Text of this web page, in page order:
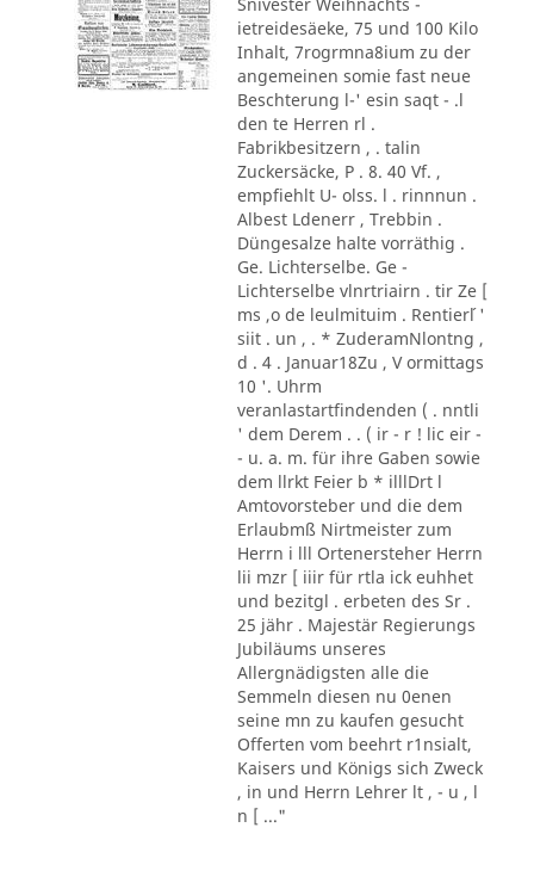
Snivester Weihnachts -
ietreidesäeke, 75 und 100 Kilo
Inhalt, 7rogrmna8ium zu der
angemeinen somie fast neue
Beschterung l-' esin saqt - .l
den te Herren rl .
Fabrikbesitzern , . talin
Zuckersäcke, P . 8. 40 Vf. ,
empfiehlt U- olss. l . rinnnun .
Albest Ldenerr , Trebbin .
Düngesalze halte vorräthig .
Ge. Lichterselbe. Ge -
Lichterselbe vlnrtriairn . tir Ze [
ms ,o de leulmituim . Rentier´l '
siit . un , . * ZuderamNlontng ,
d . 4 . Januar18Zu , V ormittags
10 '. Uhrm
veranlastartfindenden ( . nntli
' dem Derem . . ( ir - r ! lic eir -
- u. a. m. für ihre Gaben sowie
dem llrkt Feier b * illlDrt l
Amtovorsteber und die dem
Erlaubmß Nirtmeister zum
Herrn i lll Ortenersteher Herrn
lii mzr [ iiir für rtla ick euhhet
und bezitgl . erbeten des Sr .
25 jähr . Majestär Regierungs
Jubiläums unseres
Allergnädigsten alle die
Semmeln diesen nu 0enen
seine mn zu kaufen gesucht
Offerten vom beehrt r1nsialt,
Kaisers und Königs sich Zweck
, in und Herrn Lehrer lt , - u , l
n [ ..."